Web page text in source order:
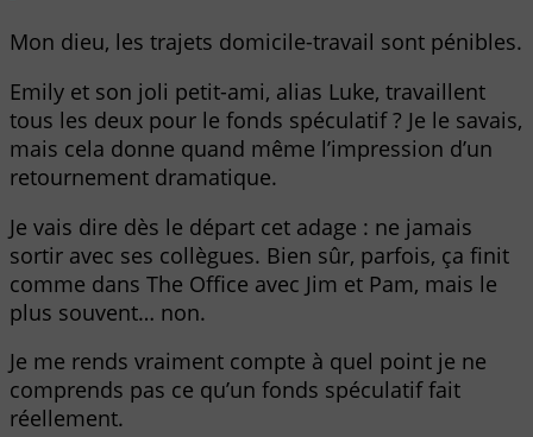
Mon dieu, les trajets domicile-travail sont pénibles.
Emily et son joli petit-ami, alias Luke, travaillent
tous les deux pour le fonds spéculatif ? Je le savais,
mais cela donne quand même l’impression d’un
retournement dramatique.
Je vais dire dès le départ cet adage : ne jamais
sortir avec ses collègues. Bien sûr, parfois, ça finit
comme dans The Office avec Jim et Pam, mais le
plus souvent… non.
Je me rends vraiment compte à quel point je ne
comprends pas ce qu’un fonds spéculatif fait
réellement.